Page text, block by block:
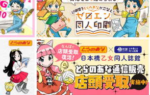
one day,
noisette＋
専売 865円（税込）
ユーリ!!! on ICE
ヴィクトル×勝生勇利
サンプル
The Final Season, an
d then…
Maison de Lune
専売 2,357円
ユーリ!!! on ICE
ヴィクトル×勝生勇利
サンプル